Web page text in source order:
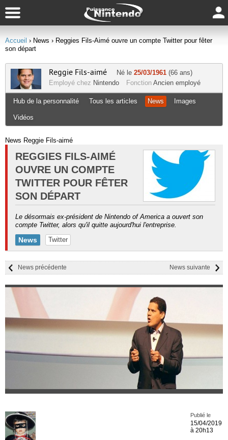
Accueil › News › Reggies Fils-Aimé ouvre un compte Twitter pour fêter
son départ
Reggie Fils-aimé Né le 25/03/1961 (66 ans)
Employé chez Nintendo Fonction Ancien employé
Hub de la personnalité Tous les articles News Images
Vidéos
News Reggie Fils-aimé
REGGIES FILS-AIMÉ
OUVRE UN COMPTE
TWITTER POUR FÊTER
SON DÉPART
Le désormais ex-président de Nintendo of America a ouvert son
compte Twitter, alors qu'il quitte aujourd'hui l'entreprise.
News Twitter
News suivante
News précédente
Publié le
15/04/2019
à 20h13